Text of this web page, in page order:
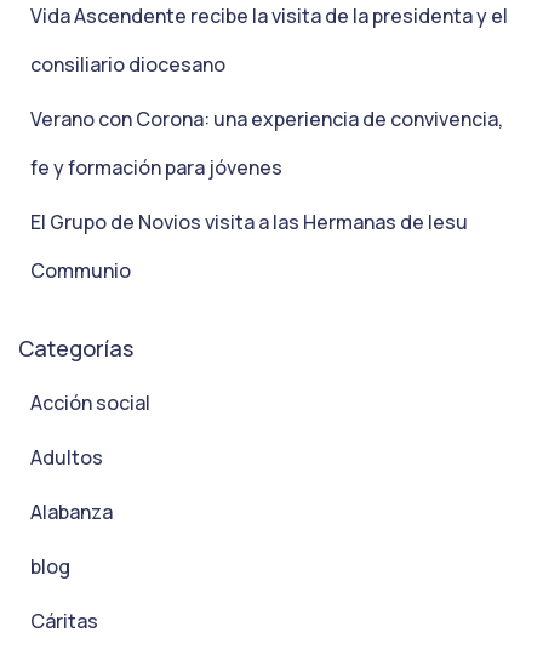
Vida Ascendente recibe la visita de la presidenta y el
consiliario diocesano
Verano con Corona: una experiencia de convivencia,
fe y formación para jóvenes
El Grupo de Novios visita a las Hermanas de Iesu
Communio
Categorías
Acción social
Adultos
Alabanza
blog
Cáritas